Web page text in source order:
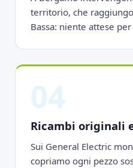
territorio, che
Bassa: niente attese
Ricambi originali
Sui General Electric
copriamo ogni pezzo